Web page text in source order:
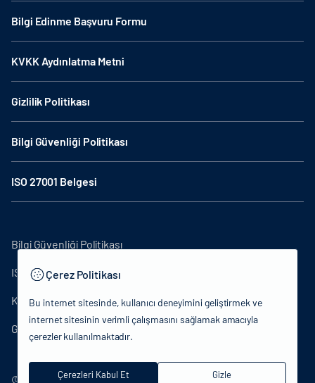
Bilgi Edinme Başvuru Formu
KVKK Aydınlatma Metni
Gizlilik Politikası
Bilgi Güvenliği Politikası
ISO 27001 Belgesi
© 2024 T.C.Kütlür ve Turizm Bakanlığı - Tüm hakları saklıdır.
Bilgi Güvenliği Politikası
ISO27001
KVKK Aydınlatma Metni
Gizlilik Politikası
Çerez Politikası
Bu internet sitesinde, kullanıcı deneyimini geliştirmek ve
internet sitesinin verimli çalışmasını sağlamak amacıyla
çerezler kullanılmaktadır.
Çerezleri Kabul Et Gizle